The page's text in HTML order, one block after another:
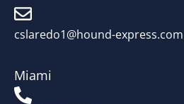
cslaredo1@hound-express.com
Miami